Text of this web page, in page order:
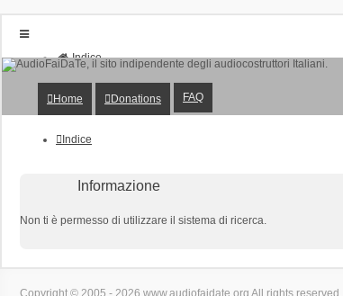
Indice
Home
FAQ
Posts toplist
Home
Home
Donations FAQ
Indice
Informazione
Non ti è permesso di utilizzare il sistema di ricerca.
Copyright © 2005 - 2026 www.audiofaidate.org All rights reserved.